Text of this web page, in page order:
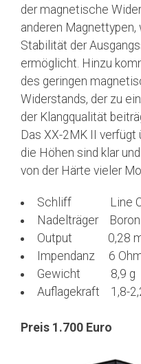
der magnetische
anderen
Stabilität der
ermöglicht. Hinzu
des geringen
Widerstands, der zu
der Klangqualität
Das XX-2MK II
die Höhen sind klar
von der Härte vieler
Schliff Line
Nadelträger Boron
Output 0,28
Impendanz 6
Gewicht 8,9 g
Auflagekraft 1,8-
Preis 1.700 Euro